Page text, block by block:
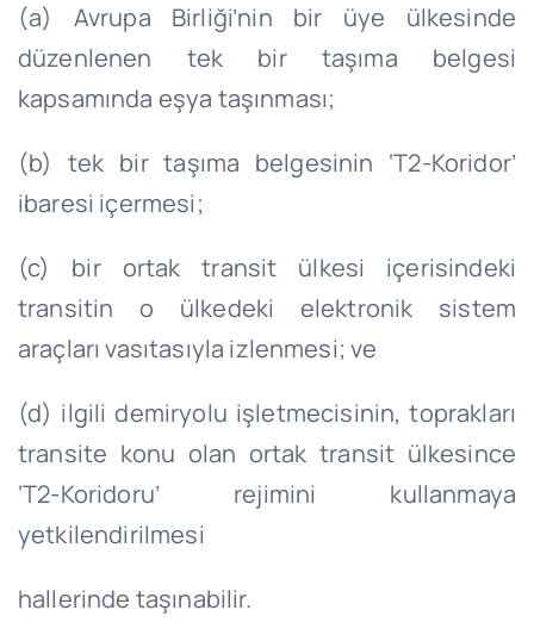
(a) Avrupa Birliği’nin bir üye ülkesinde
düzenlenen tek bir taşıma belgesi
kapsamında eşya taşınması;
(b) tek bir taşıma belgesinin ‘T2-Koridor’
ibaresi içermesi;
(c) bir ortak transit ülkesi içerisindeki
transitin o ülkedeki elektronik sistem
araçları vasıtasıyla izlenmesi; ve
(d) ilgili demiryolu işletmecisinin, toprakları
transite konu olan ortak transit ülkesince
‘T2-Koridoru’ rejimini kullanmaya
yetkilendirilmesi
hallerinde taşınabilir.